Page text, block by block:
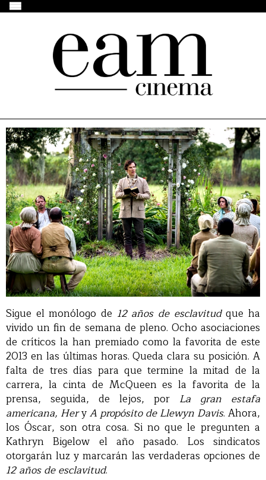
Sigue el monólogo de 12 años de esclavitudque ha
vivido un fin de semana de pleno. Ocho asociaciones
de críticos la han premiado como la favorita de este
2013 en las últimas horas. Queda clara su posición. A
falta de tres días para que termine la mitad de la
carrera, la cinta de McQueen es la favorita de la
prensa, seguida, de lejos, por La gran estafa
americana, HeryA propósito de Llewyn Davis. Ahora,
los Óscar, son otra cosa. Si no que le pregunten a
Kathryn Bigelow el año pasado. Los sindicatos
otorgarán luz y marcarán las verdaderas opciones de
12 años de esclavitud.